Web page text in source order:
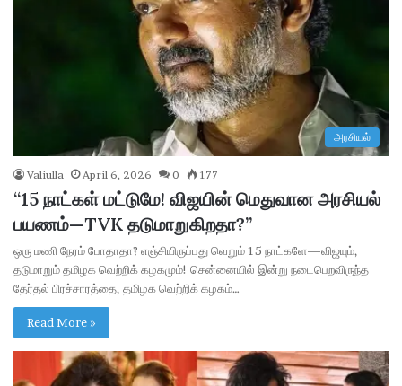
அரசியல்
Valiulla April 6, 2026 0 177
“15 நாட்கள் மட்டுமே! விஜயின் மெதுவான அரசியல்
பயணம்—TVK தடுமாறுகிறதா?”
ஒரு மணி நேரம் போதாதா? எஞ்சியிருப்பது வெறும் 15 நாட்களே—விஜயும்,
தடுமாறும் தமிழக வெற்றிக் கழகமும்! சென்னையில் இன்று நடைபெறவிருந்த
தேர்தல் பிரச்சாரத்தை, தமிழக வெற்றிக் கழகம்…
Read More »